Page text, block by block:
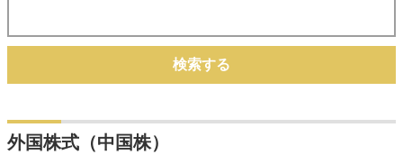
検索する
外国株式（中国株）